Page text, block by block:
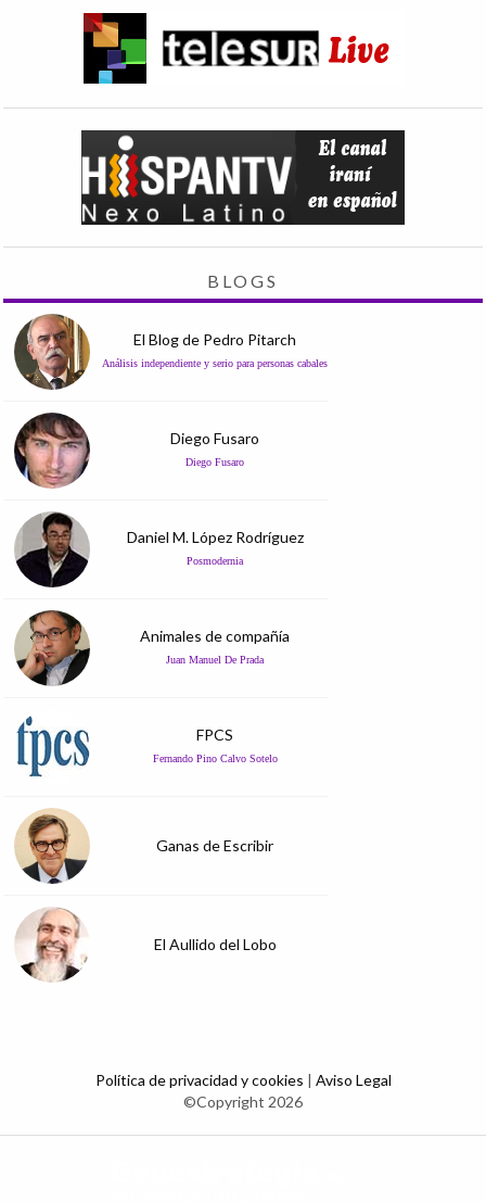
BLOGS
El Blog de Pedro Pitarch
Análisis independiente y serio para personas cabales
Diego Fusaro
Diego Fusaro
Daniel M. López Rodríguez
Posmodernia
Animales de compañía
Juan Manuel De Prada
FPCS
Fernando Pino Calvo Sotelo
Ganas de Escribir
El Aullido del Lobo
Política de privacidad y cookies | Aviso Legal
©Copyright 2026